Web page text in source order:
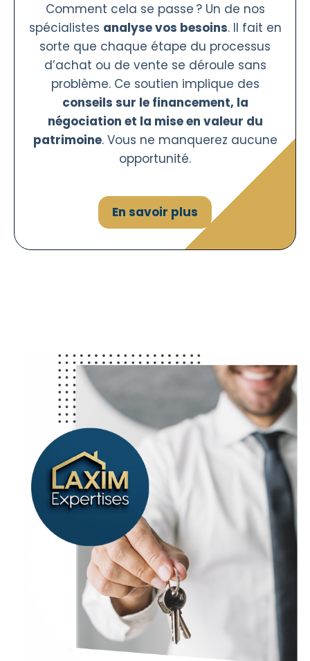
Comment cela se passe ? Un de nos
spécialistes analyse vos besoins. Il fait en
sorte que chaque étape du processus
d’achat ou de vente se déroule sans
problème. Ce soutien implique des
conseils sur le financement, la
négociation et la mise en valeur du
patrimoine. Vous ne manquerez aucune
opportunité.
En savoir plus